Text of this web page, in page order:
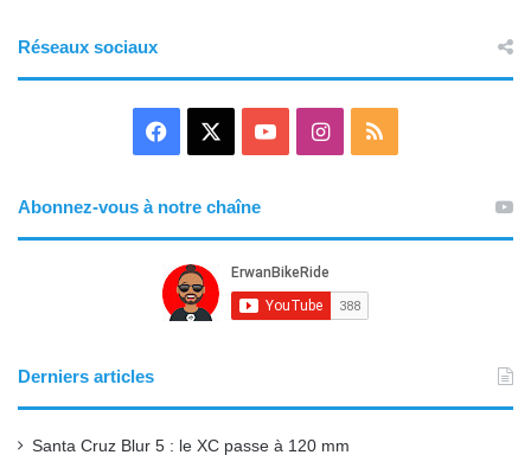
Réseaux sociaux
e
b
o
T
u
e
I
a
r
Abonnez-vous à notre chaîne
Derniers articles
Santa Cruz Blur 5 : le XC passe à 120 mm